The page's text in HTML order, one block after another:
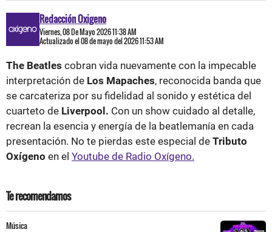
Redacción Oxigeno
Viernes, 08 De Mayo 2026 11:38 AM
Actualizado el 08 de mayo del 2026 11:53 AM
The Beatles cobran vida nuevamente con la impecable
interpretación de Los Mapaches, reconocida banda que
se carcateriza por su fidelidad al sonido y estética del
cuarteto de Liverpool. Con un show cuidado al detalle,
recrean la esencia y energía de la beatlemanía en cada
presentación. No te pierdas este especial de Tributo
Oxígeno en el Youtube de Radio Oxígeno.
Te recomendamos
Música